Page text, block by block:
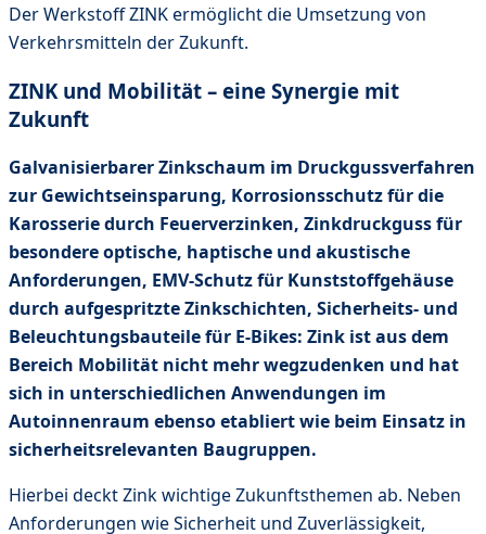
Der Werkstoff ZINK ermöglicht die Umsetzung von
Verkehrsmitteln der Zukunft.
ZINK und Mobilität – eine Synergie mit
Zukunft
Galvanisierbarer Zinkschaum im Druckgussverfahren
zur Gewichtseinsparung, Korrosionsschutz für die
Karosserie durch Feuerverzinken, Zinkdruckguss für
besondere optische, haptische und akustische
Anforderungen, EMV-Schutz für Kunststoffgehäuse
durch aufgespritzte Zinkschichten, Sicherheits- und
Beleuchtungsbauteile für E-Bikes: Zink ist aus dem
Bereich Mobilität nicht mehr wegzudenken und hat
sich in unterschiedlichen Anwendungen im
Autoinnenraum ebenso etabliert wie beim Einsatz in
sicherheitsrelevanten Baugruppen.
Hierbei deckt Zink wichtige Zukunftsthemen ab. Neben
Anforderungen wie Sicherheit und Zuverlässigkeit,